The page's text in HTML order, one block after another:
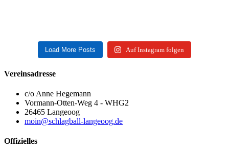
Load More Posts Auf Instagram folgen
Vereinsadresse
c/o Anne Hegemann
Vormann-Otten-Weg 4 - WHG2
26465 Langeoog
moin@schlagball-langeoog.de
Offizielles